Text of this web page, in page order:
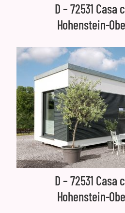
D – 72531 Casa
Hohenstein-
D – 72531 Casa
Hohenstein-